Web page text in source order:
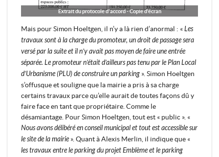
Extrait du protocole d'accord - Copie d'écran
Mais pour Simon Hoeltgen, il n’y a là rien d’anormal : «Les
travaux sont à la charge du promoteur, un droit de passage sera
versé par la suite et il n’y avait pas moyen de faire une entrée
séparée. Le promoteur n’était d’ailleurs pas tenu par le Plan Local
d’Urbanisme (PLU) de construire un parking ». Simon Hoeltgen
s’offusque et souligne que la mairie a pris à sa charge
certains travaux parce qu’elle aurait de toutes façons dû y
faire face en tant que propriétaire. Comme le
désamiantage. Pour Simon Hoeltgen, tout est « public ». «
Nous avons délibéré en conseil municipal et tout est accessible sur
le site de la mairie ». Quant à Alexis Merlin, il indique que «
les travaux entre le parking du projet Emblème et le parking